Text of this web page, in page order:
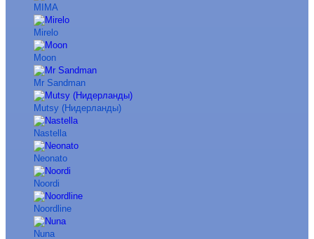
MIMA
Mirelo
Moon
Mr Sandman
Mutsy (Нидерланды)
Nastella
Neonato
Noordi
Noordline
Nuna